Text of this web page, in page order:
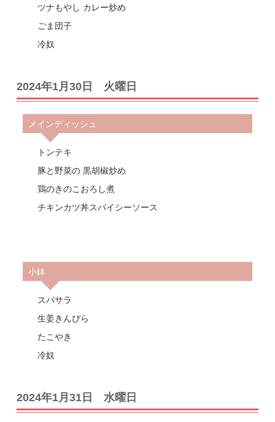
ツナもやし カレー炒め
ごま団子
冷奴
2024年1月30日 火曜日
メインディッシュ
トンテキ
豚と野菜の 黒胡椒炒め
鶏のきのこおろし煮
チキンカツ丼スパイシーソース
小鉢
スパサラ
生姜きんぴら
たこやき
冷奴
2024年1月31日 水曜日